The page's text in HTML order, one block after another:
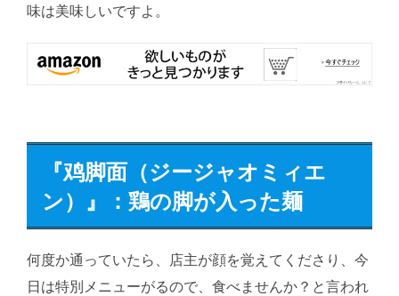
味は美味しいですよ。
『鸡脚面（ジージャオミィエ
ン）』：鶏の脚が入った麺
何度か通っていたら、店主が顔を覚えてくださり、今
日は特別メニューがるので、食べませんか？と言われ